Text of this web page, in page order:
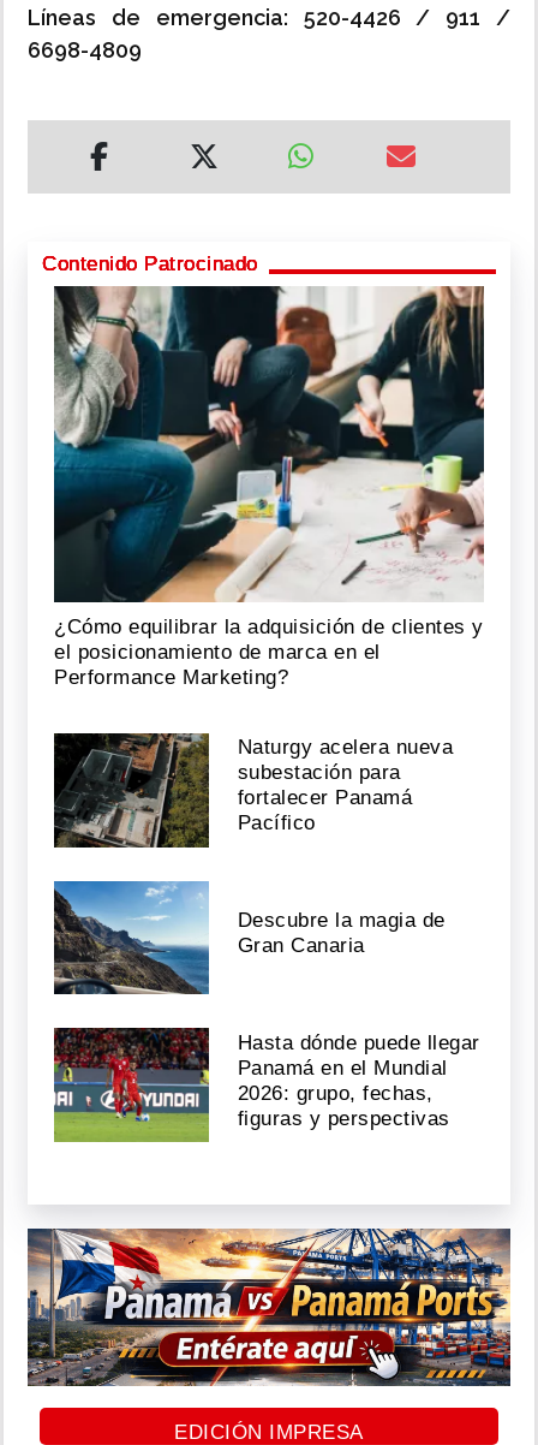
Líneas de emergencia: 520-4426 / 911 /
6698-4809
Contenido Patrocinado
¿Cómo equilibrar la adquisición de clientes y
el posicionamiento de marca en el
Performance Marketing?
Naturgy acelera nueva
subestación para
fortalecer Panamá
Pacífico
Descubre la magia de
Gran Canaria
Hasta dónde puede llegar
Panamá en el Mundial
2026: grupo, fechas,
figuras y perspectivas
EDICIÓN IMPRESA